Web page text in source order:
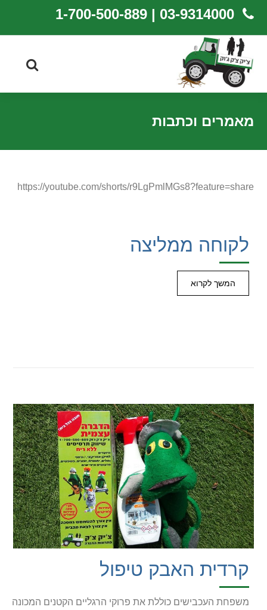
03-9314000 | 1-700-500-889
מאמרים וכתבות
https://youtube.com/shorts/r9LgPmlMGs8?feature=share
לקוחה ממליצה
המשך לקרוא
קרדית האבק טיפול
משפחת העכבישים כוללת את פרוקי הרגליים הקטנים המכונה